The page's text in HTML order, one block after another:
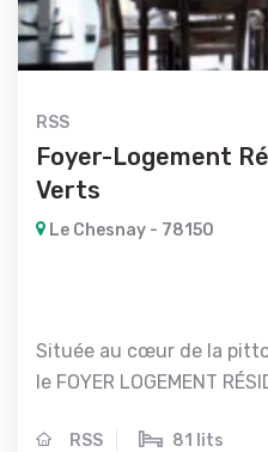
RSS
Foyer-Logement
Verts
Le Chesnay - 78150
Située au cœur de la
le FOYER LOGEMENT
RSS 81 lits